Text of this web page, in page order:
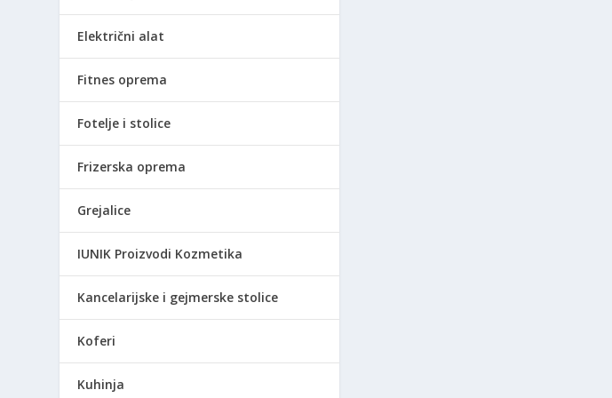
Električni alat
Fitnes oprema
Fotelje i stolice
Frizerska oprema
Grejalice
IUNIK Proizvodi Kozmetika
Kancelarijske i gejmerske stolice
Koferi
Kuhinja